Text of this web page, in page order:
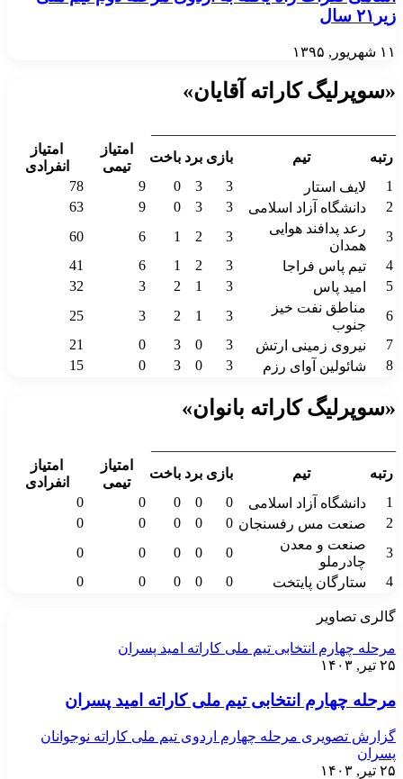
زیر۲۱ سال
۱۱ شهریور, ۱۳۹۵
«سوپرلیگ کاراته آقایان»
رتبه
تیم بازی برد باخت
امتیاز
تیمی
امتیاز
انفرادی
1
لایف استار 3
3
0
9
78
2
دانشگاه آزاد اسلامی 3
3
0
9
63
3
رعد پدافند هوایی
همدان
3
2
1
6
60
4
تیم پاس فراجا 3
2
1
6
41
5
امید پاس 3
1
2
3
32
6
مناطق نفت خیز
جنوب
3
1
2
3
25
7
نیروی زمینی ارتش 3
0
3
0
21
8
شائولین آوای رزم 3
0
3
0
15
«سوپرلیگ کاراته بانوان»
رتبه
تیم بازی برد باخت
امتیاز
تیمی
امتیاز
انفرادی
1
دانشگاه آزاد اسلامی 0
0
0
0
0
2
صنعت مس رفسنجان 0
0
0
0
0
3
صنعت و معدن
چادرملو
0
0
0
0
0
4
ستارگان پایتخت 0
0
0
0
0
گالری تصاویر
مرحله چهارم انتخابی تیم ملی کاراته امید پسران
۲۵ تیر, ۱۴۰۳
مرحله چهارم انتخابی تیم ملی کاراته امید پسران
گزارش تصویری مرحله چهارم اردوی تیم ملی کاراته نوجوانان
پسران
۲۵ تیر, ۱۴۰۳